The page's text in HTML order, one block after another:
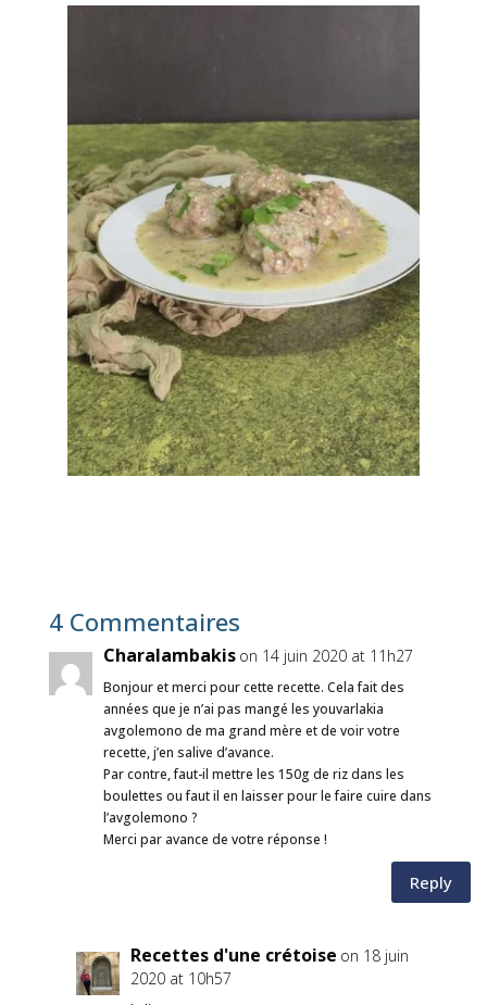
4 Commentaires
Charalambakis on 14 juin 2020 at 11h27
Bonjour et merci pour cette recette. Cela fait des
années que je n’ai pas mangé les youvarlakia
avgolemono de ma grand mère et de voir votre
recette, j’en salive d’avance.
Par contre, faut-il mettre les 150g de riz dans les
boulettes ou faut il en laisser pour le faire cuire dans
l’avgolemono ?
Merci par avance de votre réponse !
Reply
Recettes d'une crétoise on 18 juin
2020 at 10h57